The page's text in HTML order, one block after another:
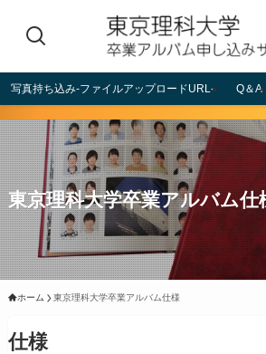
写真持ち込み-ファイルアップロードURL- Q＆A
東京理科大学卒業アルバム仕
ホーム 東京理科大学卒業アルバム仕様
仕様